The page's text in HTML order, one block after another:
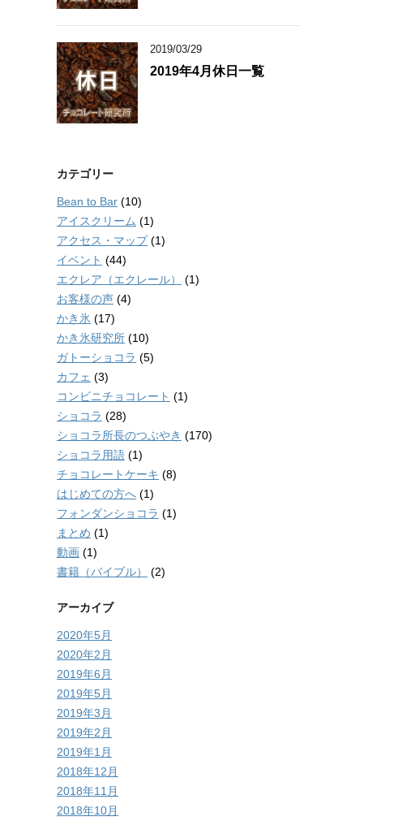
2019/03/29
2019年4月休日一覧
カテゴリー
Bean to Bar (10)
アイスクリーム (1)
アクセス・マップ(1)
イベント (44)
エクレア（エクレール）
(1)
お客様の声 (4)
かき氷 (17)
かき氷研究所 (10)
ガトーショコラ (5)
カフェ (3)
コンビニチョコレート (1)
ショコラ (28)
ショコラ所長のつぶやき (170)
ショコラ用語 (1)
チョコレートケーキ (8)
はじめての方へ (1)
フォンダンショコラ (1)
まとめ (1)
動画 (1)
書籍（バイブル）
(2)
アーカイブ
2020年5月
2020年2月
2019年6月
2019年5月
2019年3月
2019年2月
2019年1月
2018年12月
2018年11月
2018年10月